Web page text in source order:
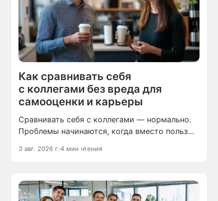
Как сравнивать себя
с коллегами без вреда для
самооценки и карьеры
Сравнивать себя с коллегами — нормально.
Проблемы начинаются, когда вместо пользы
в своих силах.
3 авг. 2026 г.4 мин чтения